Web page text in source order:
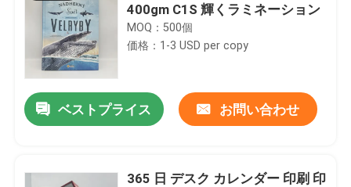
400gm C1S 輝くラミネーション
MOQ：500個
価格：1-3 USD per copy
ベストプライス お問い合わせ
365 日 デスク カレンダー 印刷 印